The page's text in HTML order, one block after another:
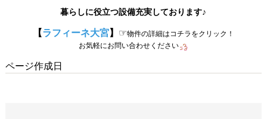
暮らしに役立つ設備充実しております♪
【ラフィーネ大宮】 ☞物件の詳細はコチラをクリック！
お気軽にお問い合わせください
ページ作成日